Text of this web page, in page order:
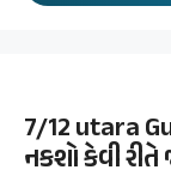
7/12 utara
નકશો કેવી રીતે